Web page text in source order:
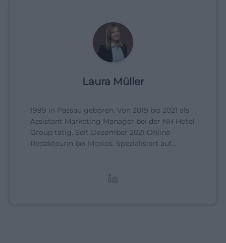
Laura Müller
1999 in Passau geboren. Von 2019 bis 2021 als
Assistant Marketing Manager bei der NH Hotel
Group tätig. Seit Dezember 2021 Online-
Redakteurin bei Moxios. Spezialisiert auf